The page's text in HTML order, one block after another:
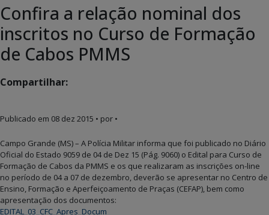
Confira a relação nominal dos
inscritos no Curso de Formação
de Cabos PMMS
Compartilhar:
Publicado em 08 dez 2015 • por •
Campo Grande (MS) – A Polícia Militar informa que foi publicado no Diário
Oficial do Estado 9059 de 04 de Dez 15 (Pág. 9060) o Edital para Curso de
Formação de Cabos da PMMS e os que realizaram as inscrições on-line
no período de 04 a 07 de dezembro, deverão se apresentar no Centro de
Ensino, Formação e Aperfeiçoamento de Praças (CEFAP), bem como
apresentação dos documentos:
EDITAL_03_CFC_Apres_Docum